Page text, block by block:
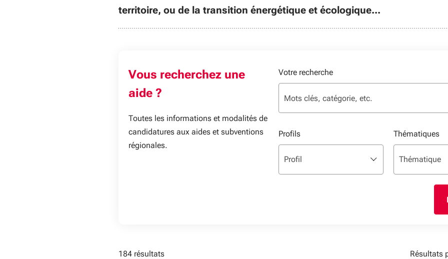
territoire, ou de la transition énergétique et écologique...
Vous recherchez une
aide ?
Toutes les informations et modalités de
candidatures aux aides et subventions
régionales.
Votre recherche
Profils
Profil
Thématiques
Thématique
184 résultats Résultats